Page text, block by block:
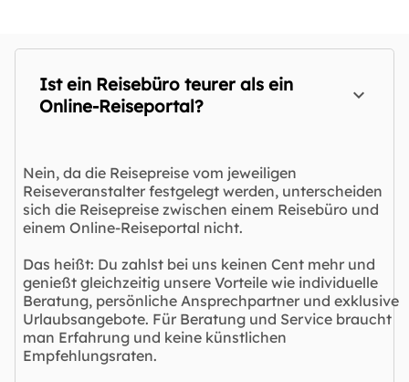
Ist ein Reisebüro teurer als ein
Online-Reiseportal?
Nein, da die Reisepreise vom jeweiligen
Reiseveranstalter festgelegt werden, unterscheiden
sich die Reisepreise zwischen einem Reisebüro und
einem Online-Reiseportal nicht.
Das heißt: Du zahlst bei uns keinen Cent mehr und
genießt gleichzeitig unsere Vorteile wie individuelle
Beratung, persönliche Ansprechpartner und exklusive
Urlaubsangebote. Für Beratung und Service braucht
man Erfahrung und keine künstlichen
Empfehlungsraten.